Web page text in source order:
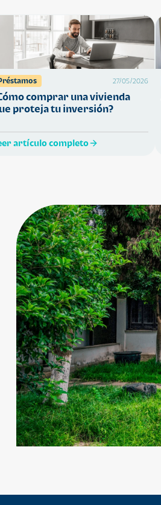
27/05/2026
comprar una vivienda
proteja tu inversión?
artículo completo